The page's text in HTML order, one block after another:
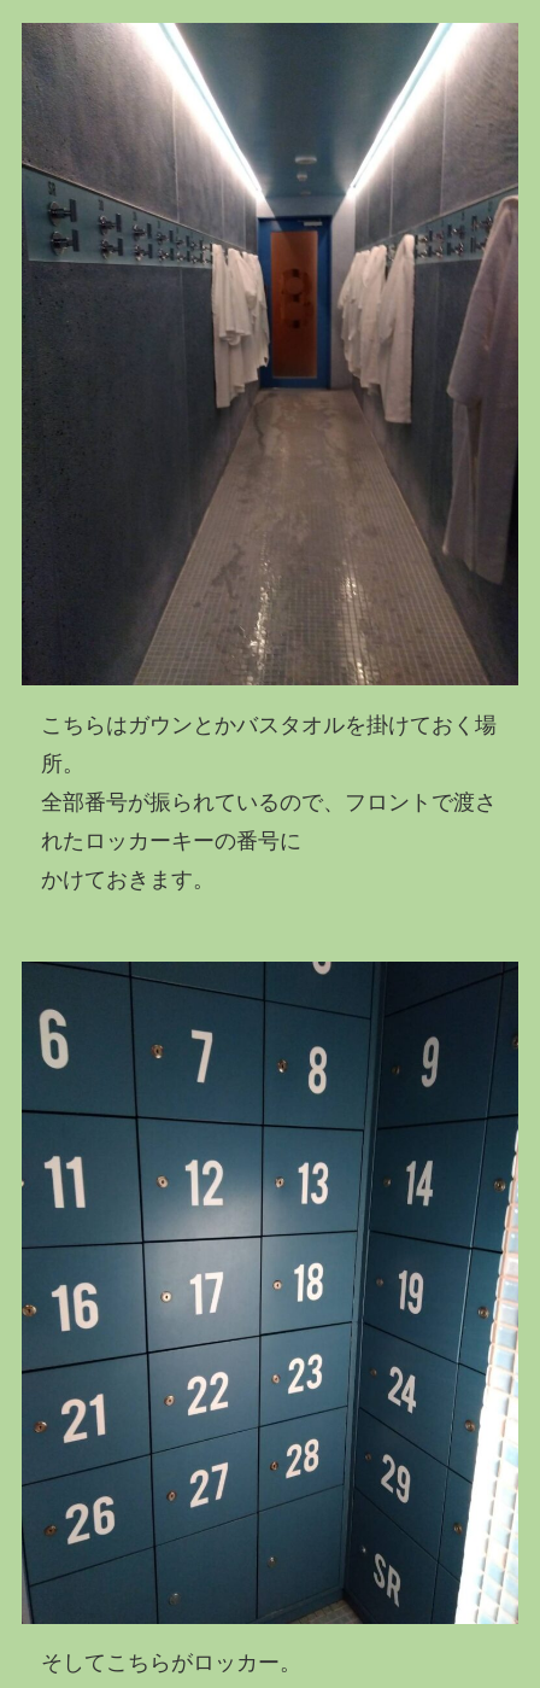
こちらはガウンとかバスタオルを掛けておく場
所。
全部番号が振られているので、フロントで渡さ
れたロッカーキーの番号に
かけておきます。
そしてこちらがロッカー。